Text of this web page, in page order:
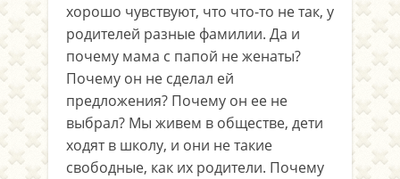
хорошо чувствуют, что что-то не так, у
родителей разные фамилии. Да и
почему мама с папой не женаты?
Почему он не сделал ей
предложения? Почему он ее не
выбрал? Мы живем в обществе, дети
ходят в школу, и они не такие
свободные, как их родители. Почему